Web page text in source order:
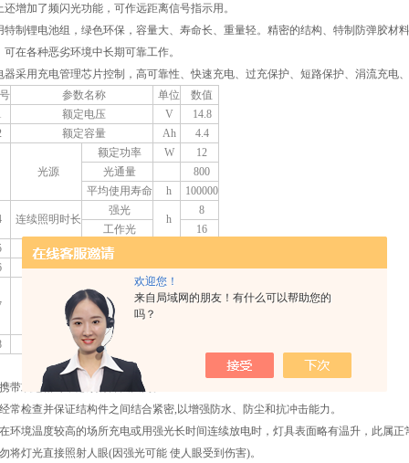
欢迎您！
来自局域网的朋友！有什么可以帮助您的
吗？
还增加了频闪光功能，可作远距离信号指示用。
特制锂电池组，绿色环保，容量大、寿命长、重量轻。精密的结构、特制防弹胶材
可在各种恶劣环境中长期可靠工作。
器采用充电管理芯片控制，高可靠性、快速充电、过充保护、短路保护、涓流充电、
参数名称 单位
数值
额定电压 V
14.8
额定容量 Ah 4.4
光源
额定功率 W
12
光通量
800
平均使用寿命
h 100000
连续照明时长
强光
h
8
工作光
16
充电时间
电池使用寿命 循环 约1000
外形尺寸
mm
宽
130
高
重量
带或运输时，必须将开关关闭。
常检查并保证结构件之间结合紧密,以增强防水、防尘和抗冲击能力。
环境温度较高的场所充电或用强光长时间连续放电时，灯具表面略有温升，此属正
将灯光直接照射人眼(因强光可能 使人眼受到伤害)。